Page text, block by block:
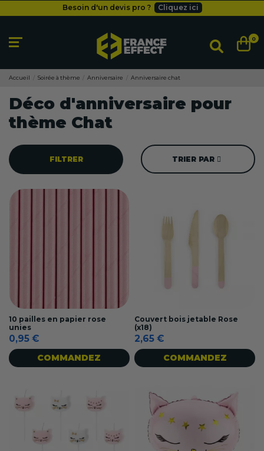
Besoin d'un devis pro ?
Cliquez ici
Besoin d'un devis pro ? Cliquez ici
Livraison gratuite dès 49
0
Accueil Soirée à thème Anniversaire Anniversaire chat
Déco d'anniversaire pour
thème Chat
FILTRER TRIER PAR
10 pailles en papier rose
unies
0,95 €
COMMANDEZ
Couvert bois jetable Rose
(x18)
2,65 €
COMMANDEZ